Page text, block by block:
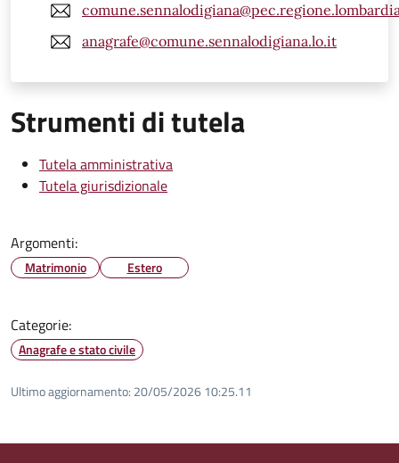
anagrafe@comune.sennalodigiana.lo.it
Strumenti di tutela
Tutela amministrativa
Tutela giurisdizionale
Argomenti:
Matrimonio Estero
Categorie:
Anagrafe e stato civile
Ultimo aggiornamento: 20/05/2026 10:25.11